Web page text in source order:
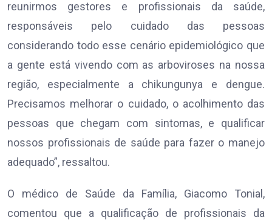
reunirmos gestores e profissionais da saúde,
responsáveis pelo cuidado das pessoas
considerando todo esse cenário epidemiológico que
a gente está vivendo com as arboviroses na nossa
região, especialmente a chikungunya e dengue.
Precisamos melhorar o cuidado, o acolhimento das
pessoas que chegam com sintomas, e qualificar
nossos profissionais de saúde para fazer o manejo
adequado”, ressaltou.
O médico de Saúde da Família, Giacomo Tonial,
comentou que a qualificação de profissionais da